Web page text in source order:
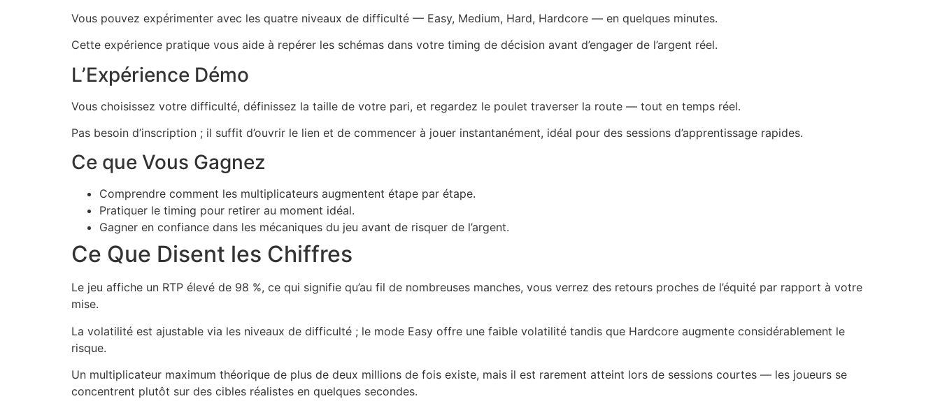
Vous pouvez expérimenter avec les quatre niveaux de difficulté — Easy, Medium, Hard, Hardcore — en quelques minutes.
Cette expérience pratique vous aide à repérer les schémas dans votre timing de décision avant d’engager de l’argent réel.
L’Expérience Démo
Vous choisissez votre difficulté, définissez la taille de votre pari, et regardez le poulet traverser la route — tout en temps réel.
Pas besoin d’inscription ; il suffit d’ouvrir le lien et de commencer à jouer instantanément, idéal pour des sessions d’apprentissage rapides.
Ce que Vous Gagnez
Comprendre comment les multiplicateurs augmentent étape par étape.
Pratiquer le timing pour retirer au moment idéal.
Gagner en confiance dans les mécaniques du jeu avant de risquer de l’argent.
Ce Que Disent les Chiffres
Le jeu affiche un RTP élevé de 98 %, ce qui signifie qu’au fil de nombreuses manches, vous verrez des retours proches de l’équité par rapport à votre
mise.
La volatilité est ajustable via les niveaux de difficulté ; le mode Easy offre une faible volatilité tandis que Hardcore augmente considérablement le
risque.
Un multiplicateur maximum théorique de plus de deux millions de fois existe, mais il est rarement atteint lors de sessions courtes — les joueurs se
concentrent plutôt sur des cibles réalistes en quelques secondes.